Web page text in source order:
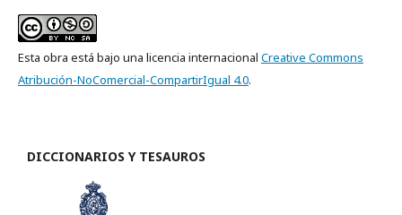
Esta obra está bajo una licencia internacional Creative Commons
Atribución-NoComercial-CompartirIgual 4.0.
DICCIONARIOS Y TESAUROS